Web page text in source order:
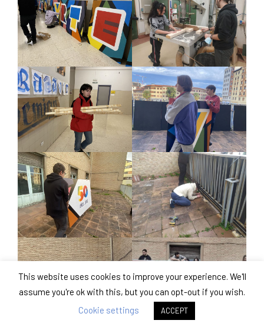
This website uses cookies to improve your experience. We'll
assume you're ok with this, but you can opt-out if you wish.
Cookie settings
ACCEPT